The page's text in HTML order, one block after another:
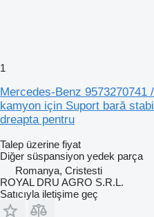
1
Mercedes-Benz 9573270741
kamyon için Suport bară
dreapta pentru
Talep üzerine fiyat
Diğer süspansiyon yedek parça
Romanya, Cristesti
ROYAL DRU AGRO S.R.L.
Satıcıyla iletişime geç